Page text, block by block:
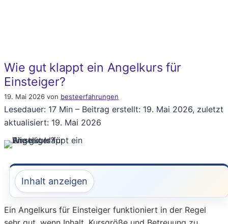
Wie gut klappt ein Angelkurs für
Einsteiger?
19. Mai 2026 von besteerfahrungen
Lesedauer: 17 Min – Beitrag erstellt: 19. Mai 2026, zuletzt
aktualisiert: 19. Mai 2026
Inhalt anzeigen
Ein Angelkurs für Einsteiger funktioniert in der Regel